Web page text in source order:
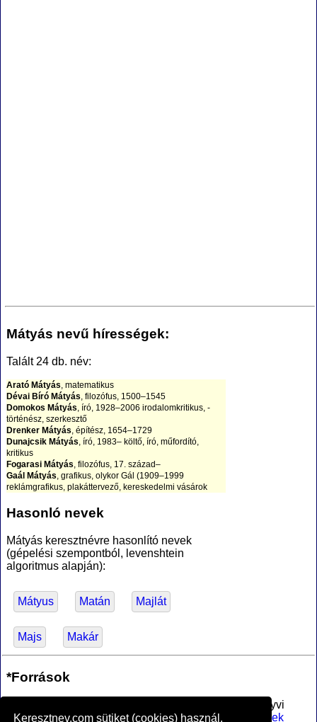
Keresztnev.com sütiket (cookies) használ.
Mátyás nevű hírességek:
Talált 24 db. név:
Arató Mátyás , matematikus
Dévai Bíró Mátyás , filozófus, 1500–1545
Domokos Mátyás , író, 1928–2006 irodalomkritikus, -
történész, szerkesztő
Drenker Mátyás , építész, 1654–1729
Dunajcsik Mátyás , író, 1983– költő, író, műfordító,
kritikus
Fogarasi Mátyás , filozófus, 17. század–
Gaál Mátyás , grafikus, olykor Gál (1909–1999
reklámgrafikus, plakáttervező, kereskedelmi vásárok
Hübner Mátyás, építész
id. Zitterbarth Mátyás, építész
Jantyik Mátyás, festő, 1864–1903
Oláh Mátyás László, szobrász, 1975
Pásztor Mátyás , vízilabdázó
Sirokai Mátyás
, író, eredeti nevén Szabó Mátyás, 1982–
költő, zenész, műfordító
Szöllősi Mátyás, író, 1984– költő, szerkesztő
Tibor Mátyás
, csillagász, 1902 - 1995
Triznya Mátyás, festő, 1922–1991
Vedres Mátyás, jégkorongozó
Hasonló nevek
Mátyás keresztnévre hasonlító nevek
(gépelési szempontból, levenshtein
algoritmus alapján):
Mátyus Matán Majlát
Majs Makár
*Források
Az MTA Nyelvtudományi Intézete által anyakönyvi
bejegyzésre alkalmasnak minősítettférfi utónevek